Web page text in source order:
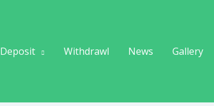
Deposit Withdrawl News Gallery